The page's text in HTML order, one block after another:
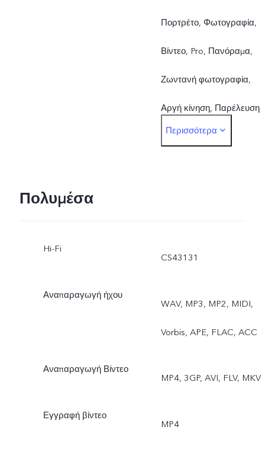
Πορτρέτο, Φωτογραφία,
Βίντεο, Pro, Πανόραμα,
Ζωντανή φωτογραφία,
Αργή κίνηση, Παρέλευση
χρόνου, Αυτοκόλλητα AR,
Διπλή έκθεση, Διπλή λήψη
βίντεο, Ομαδικά πορτρέτα
Περισσότερα
Πολυμέσα
Hi-Fi
CS43131
Αναπαραγωγή ήχου
WAV, MP3, MP2, MIDI,
Vorbis, APE, FLAC, ACC
Αναπαραγωγή Βίντεο
MP4, 3GP, AVI, FLV, MKV
Εγγραφή βίντεο
MP4